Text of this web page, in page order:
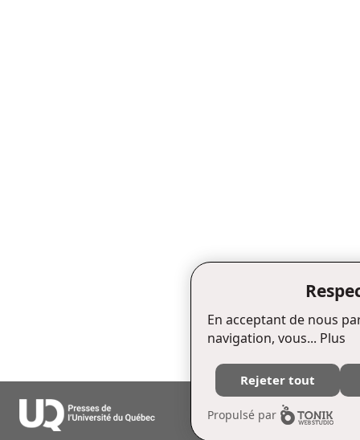
Édifice Fleurie, 480, de La Chapelle,
Tél. : (418) 657-4399 Téléc. : (418)
En acceptant de nous
navigation, vous... Plus
Rejeter tout
Propulsé par